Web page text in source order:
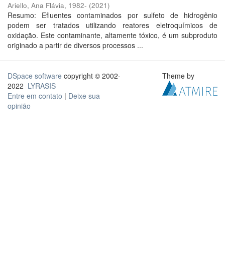
Ariello, Ana Flávia, 1982- (2021)
Resumo: Efluentes contaminados por sulfeto de hidrogênio
podem ser tratados utilizando reatores eletroquímicos de
oxidação. Este contaminante, altamente tóxico, é um subproduto
originado a partir de diversos processos ...
DSpace software copyright © 2002-
2022 LYRASIS
Entre em contato | Deixe sua
opinião
Theme by